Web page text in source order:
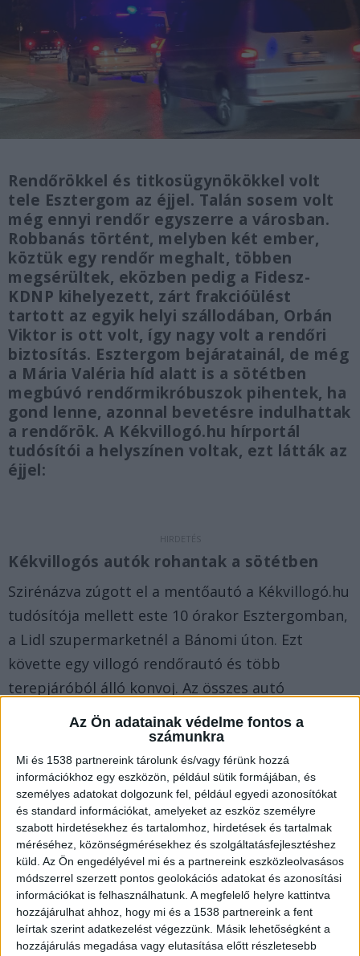
Az Ön adatainak védelme fontos a
számunkra
Mi és 1538 partnereink tárolunk és/vagy férünk hozzá
információkhoz egy eszközön, például sütik formájában, és
személyes adatokat dolgozunk fel, például egyedi azonosítókat
és standard információkat, amelyeket az eszköz személyre
szabott hirdetésekhez és tartalomhoz, hirdetések és tartalmak
méréséhez, közönségmérésekhez és szolgáltatásfejlesztéshez
küld. Az Ön engedélyével mi és a partnereink eszközleolvasásos
módszerrel szerzett pontos geolokációs adatokat és azonosítási
információkat is felhasználhatunk. A megfelelő helyre kattintva
hozzájárulhat ahhoz, hogy mi és a 1538 partnereink a fent
leírtak szerint adatkezelést végezzünk. Másik lehetőségként a
hozzájárulás megadása vagy elutasítása előtt részletesebb
Rendőrökkel és titkosügynökökkel volt
tele Esztergom az éjjel. Talán sosem volt
még ennyi rendőr egyszerre a városban.
Robbanás történt, melyben két ember,
köztük egy rendőr meghalt, többen
megsérültek, eközben pedig a Fidesz-
KDNP kihelyezett, zárt frakcióülést
tartott az egyik helyi szállodában, Orbán
Viktor is ott volt, így nagy volt a rendőri
biztosítás. Esztergom bejáratainál, de még
a Mária Valéria híd alatt is a sötétben
megbúvó rendőrmikróbuszok pihentek, ha
gond lenne, azonnal bevetésre indulhattak
a rendőrök. A Kékvillogó.hu hírportál
tudósítói a helyszínen voltak, ezt látták az
éjjel:
Kékvillogós autók rohantak a sötétben
Szirénázva zúgott el a mentőautó a Kékvillogó.hu
tudósítója mellett este 10 órakor Esztergomban,
a Lidl szupermarketnél a Bánomi úton. Ezt
követte egy villogó rendőrautó és több
terepjáróból álló konvoj. Az összes autó
Esztergom Budapest felőli végén lévő
Búbánatvölgy felé robogott.A Kékvillogó.hu
legfrissebb híreit ide kattintva éred el!